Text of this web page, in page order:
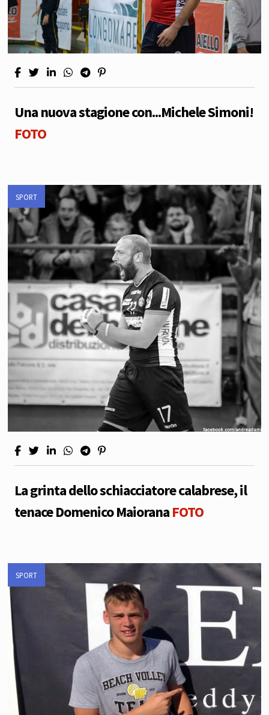
Una nuova stagione con...Michele Simoni!
FOTO
SPORT
La grinta dello schiacciatore calabrese, il
tenace Domenico MaioranaFOTO
SPORT